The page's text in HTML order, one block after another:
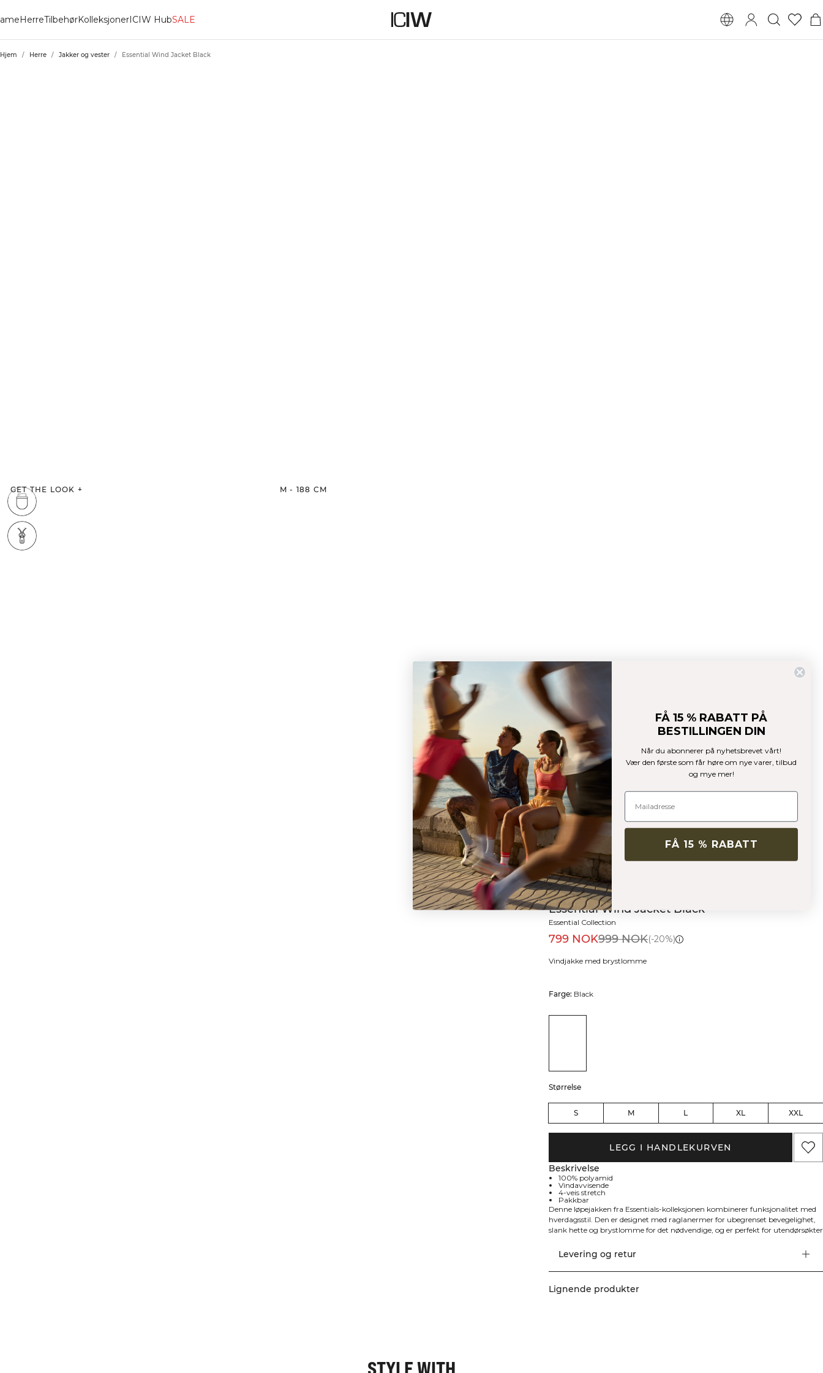
HerreTilbehørKolleksjonerICIW HubSALE
Hjem / Herre / Jakker og vester / Essential Wind Jacket Black
GET THE LOOK + M - 188 CM
Essential Wind Jacket Black
Essential Collection
799 NOK999 NOK(-20%)
Vindjakke med brystlomme
Farge: Black
Størrelse
S M L XL XXL
LEGG I HANDLEKURVEN
Beskrivelse
100% polyamid
Vindavvisende
4-veis stretch
Pakkbar
Denne løpejakken fra Essentials-kolleksjonen kombinerer funksjonalitet med
hverdagsstil. Den er designet med raglanermer for ubegrenset bevegelighet,
slank hette og brystlomme for det nødvendige, og er perfekt for utendørsøkter
og vindavvisende egenskaper, gir den en atletisk passform som følger
bevegelsene dine.
Levering og retur
Lignende produkter
STYLE WITH
FÅ 15 % RABATT PÅ
BESTILLINGEN DIN
Når du abonnerer på nyhetsbrevet vårt!
Vær den første som får høre om nye varer, tilbud
og mye mer!
FÅ 15 % RABATT